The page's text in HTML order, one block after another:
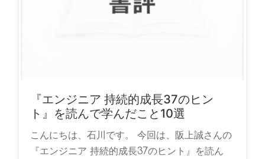
『エンジニア 持続的成長37のヒン
ト』を読んで学んだこと10選
こんにちは、石川です。 今回は、阪上誠さんの
『エンジニア 持続的成長37のヒント』を読ん